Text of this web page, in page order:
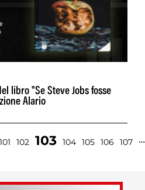
libro "Se Steve Jobs fosse
Alario
101 102 103 104 105 106 107 …